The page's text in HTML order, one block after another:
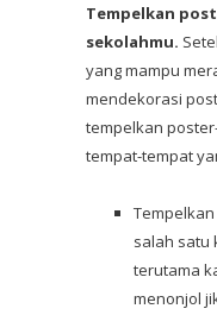
Tempelkan
sekolahmu.
yang mampu
mendekorasi
tempelkan
tempat-tempat
salah satu
terutama
menonjol